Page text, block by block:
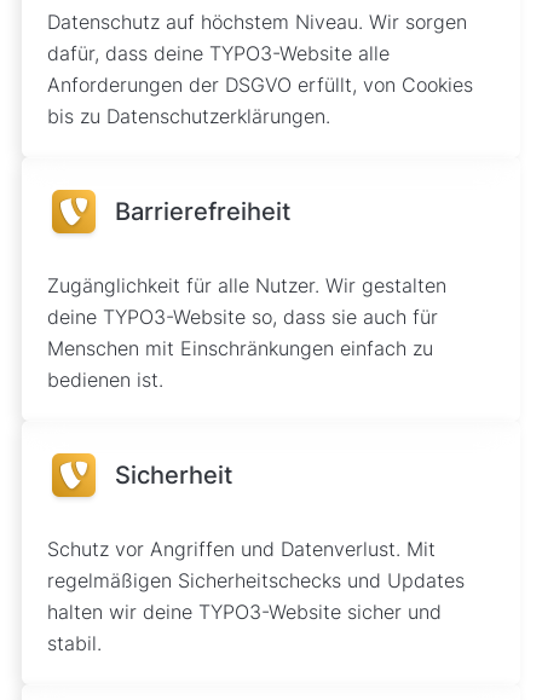
Datenschutz auf höchstem Niveau. Wir sorgen
dafür, dass deine TYPO3-Website alle
Anforderungen der DSGVO erfüllt, von Cookies
bis zu Datenschutzerklärungen.
Barrierefreiheit
Zugänglichkeit für alle Nutzer. Wir gestalten
deine TYPO3-Website so, dass sie auch für
Menschen mit Einschränkungen einfach zu
bedienen ist.
Sicherheit
Schutz vor Angriffen und Datenverlust. Mit
regelmäßigen Sicherheitschecks und Updates
halten wir deine TYPO3-Website sicher und
stabil.